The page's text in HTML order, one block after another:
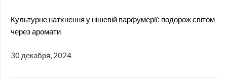
Культурне натхнення у нішевій парфумерії: подорож світом
через аромати
30 декабря, 2024